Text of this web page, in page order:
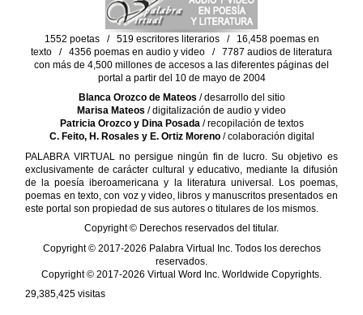
1552 poetas / 519 escritores literarios / 16,458 poemas en
texto / 4356 poemas en audio y video / 7787 audios de literatura
con más de 4,500 millones de accesos a las diferentes páginas del
portal a partir del 10 de mayo de 2004
Blanca Orozco de Mateos / desarrollo del sitio
Marisa Mateos / digitalización de audio y video
Patricia Orozco y Dina Posada/ recopilación de textos
C. Feito, H. Rosales y E. Ortiz Moreno/ colaboración digital
PALABRA VIRTUAL no persigue ningún fin de lucro. Su objetivo es
exclusivamente de carácter cultural y educativo, mediante la difusión
de la poesía iberoamericana y la literatura universal. Los poemas,
poemas en texto, con voz y video, libros y manuscritos presentados en
este portal son propiedad de sus autores o titulares de los mismos.
Copyright © Derechos reservados del titular.
Copyright © 2017-2026 Palabra Virtual Inc. Todos los derechos
reservados.
Copyright © 2017-2026 Virtual Word Inc. Worldwide Copyrights.
29,385,425 visitas